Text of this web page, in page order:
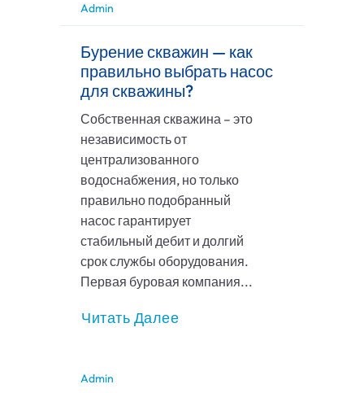
Admin
Бурение скважин — как
правильно выбрать насос
для скважины?
Собственная скважина – это
независимость от
централизованного
водоснабжения, но только
правильно подобранный
насос гарантирует
стабильный дебит и долгий
срок службы оборудования.
Первая буровая компания...
Читать Далее
Admin